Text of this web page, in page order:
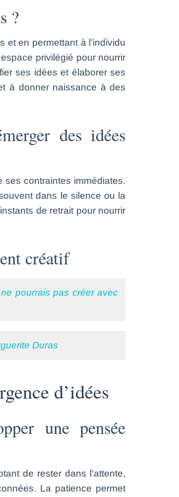
?
en permettant à l’individu
privilégié pour nourrir
ses idées et élaborer ses
à donner naissance à des
des idées
ses contraintes immédiates.
dans le silence ou la
de retrait pour nourrir
créatif
pourrais pas créer avec
Duras
d’idées
une pensée
de rester dans l’attente,
La patience permet